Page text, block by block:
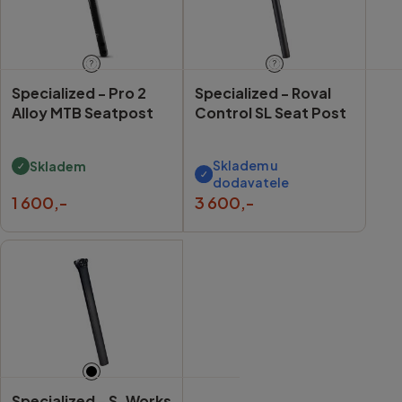
?
Specialized - Pro 2
Alloy MTB Seatpost
Skladem
1 600,-
?
Specialized - Roval
Control SL Seat Post
Skladem u
dodavatele
3 600,-